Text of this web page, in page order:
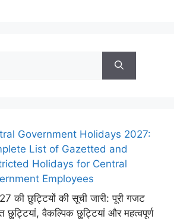
Government Holidays 2027:
List of Gazetted and
Holidays for Central
Employees
की छुट्टियों की सूची जारी: पूरी गजट
छुट्टियां, वैकल्पिक छुट्टियां और महत्वपूर्ण